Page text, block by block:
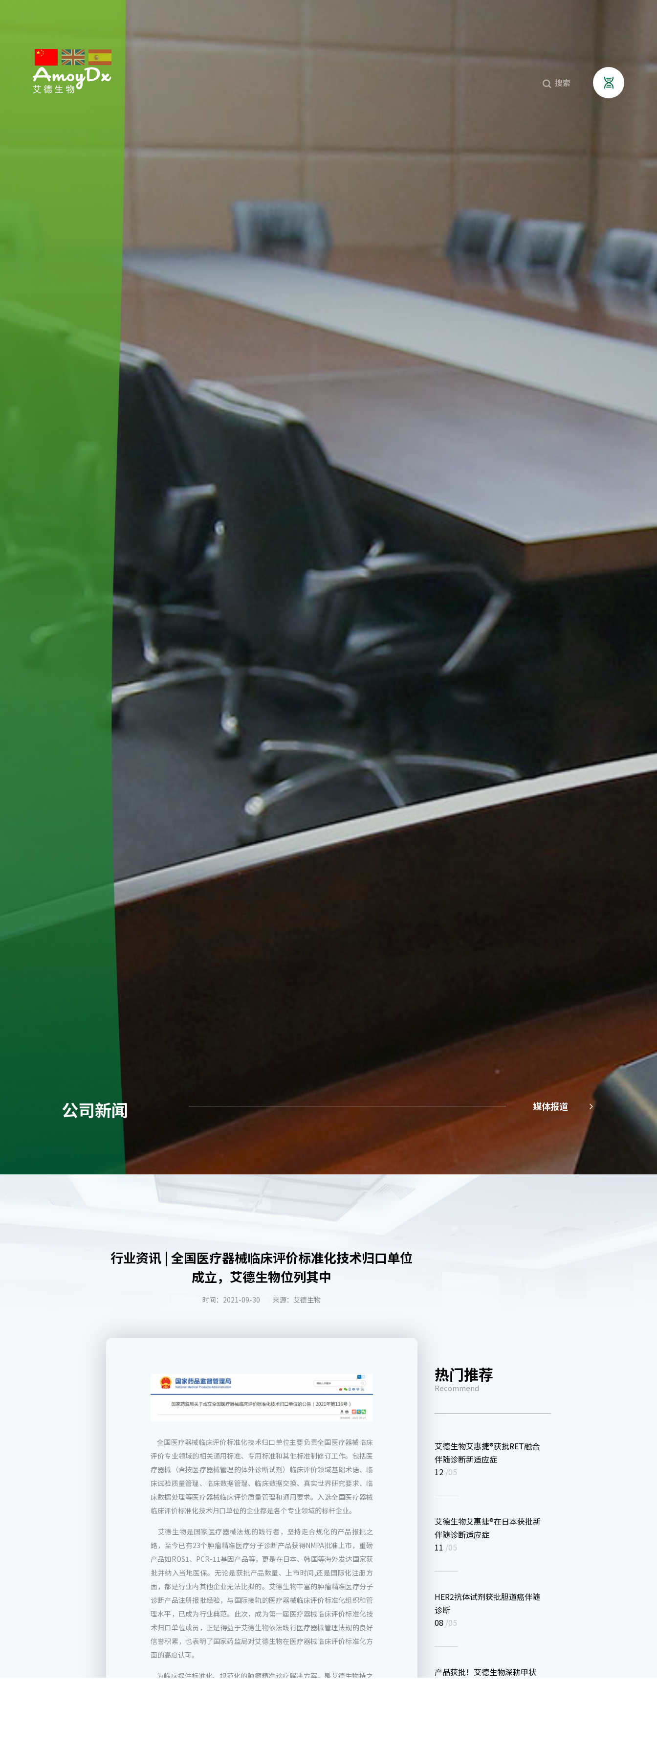
搜索 
关于艾德
公司新闻 媒体报道 
行业资讯 | 全国医疗器械临床评价标准化技术归口单位
成立，艾德生物位列其中
时间：2021-09-30 来源：艾德生物
全国医疗器械临床评价标准化技术归口单位主要负责全国医疗器械临床
评价专业领域的相关通用标准、专用标准和其他标准制修订工作。包括医
疗器械（含按医疗器械管理的体外诊断试剂）临床评价领域基础术语、临
床试验质量管理、临床数据管理、临床数据交换、真实世界研究要求、临
床数据处理等医疗器械临床评价质量管理和通用要求。入选全国医疗器械
临床评价标准化技术归口单位的企业都是各个专业领域的标杆企业。
艾德生物是国家医疗器械法规的践行者，坚持走合规化的产品报批之
路，至今已有23个肿瘤精准医疗分子诊断产品获得NMPA批准上市，重磅
产品如ROS1、PCR-11基因产品等，更是在日本、韩国等海外发达国家获
批并纳入当地医保。无论是获批产品数量、上市时间,还是国际化注册方
面，都是行业内其他企业无法比拟的。艾德生物丰富的肿瘤精准医疗分子
诊断产品注册报批经验，与国际接轨的医疗器械临床评价标准化组织和管
理水平，已成为行业典范。此次，成为第一届医疗器械临床评价标准化技
术归口单位成员，正是得益于艾德生物依法践行医疗器械管理法规的良好
信誉积累，也表明了国家药监局对艾德生物在医疗器械临床评价标准化方
面的高度认可。
为临床提供标准化、规范化的肿瘤精准诊疗解决方案，是艾德生物持之
热门推荐
Recommend
艾德生物艾惠捷®获批RET融合
伴随诊断新适应症
12 /05
艾德生物艾惠捷®在日本获批新
伴随诊断适应症
11 /05
HER2抗体试剂获批胆道癌伴随
诊断
08 /05
产品获批！艾德生物深耕甲状